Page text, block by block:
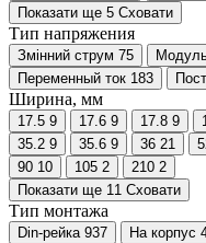
Показати ще 5 Сховати
Тип напряжения
Змінний струм 75
Переменный ток 183
Ширина, мм
17.5 9 17.6 9 17.8 9
35.2 9 35.6 9 36 21
90 10 105 2 210 2
Показати ще 11 Сховати
Тип монтажа
Din-рейка 937 На корпус